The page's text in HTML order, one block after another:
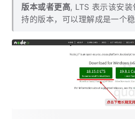
版本或者更高, LTS 表示该安
持的版本，可以理解成是一个稳